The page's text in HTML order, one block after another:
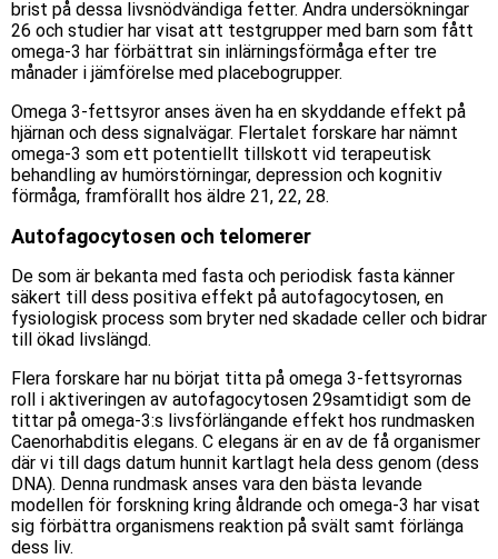
brist på dessa livsnödvändiga fetter. Andra undersökningar
26 och studier har visat att testgrupper med barn som fått
omega-3 har förbättrat sin inlärningsförmåga efter tre
månader i jämförelse med placebogrupper.
Omega 3-fettsyror anses även ha en skyddande effekt på
hjärnan och dess signalvägar. Flertalet forskare har nämnt
omega-3 som ett potentiellt tillskott vid terapeutisk
behandling av humörstörningar, depression och kognitiv
förmåga, framförallt hos äldre 21, 22, 28.
Autofagocytosen och telomerer
De som är bekanta med fasta och periodisk fasta känner
säkert till dess positiva effekt på autofagocytosen, en
fysiologisk process som bryter ned skadade celler och bidrar
till ökad livslängd.
Flera forskare har nu börjat titta på omega 3-fettsyrornas
roll i aktiveringen av autofagocytosen 29samtidigt som de
tittar på omega-3:s livsförlängande effekt hos rundmasken
Caenorhabditis elegans. C elegans är en av de få organismer
där vi till dags datum hunnit kartlagt hela dess genom (dess
DNA). Denna rundmask anses vara den bästa levande
modellen för forskning kring åldrande och omega-3 har visat
sig förbättra organismens reaktion på svält samt förlänga
dess liv.